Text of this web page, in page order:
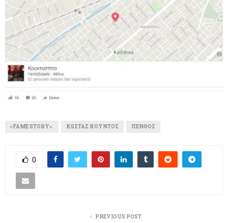
«FAME STORY». ΚΏΣΤΑΣ ΚΟΎΝΤΟΣ ΠΈΝΘΟΣ
0
PREVIOUS POST